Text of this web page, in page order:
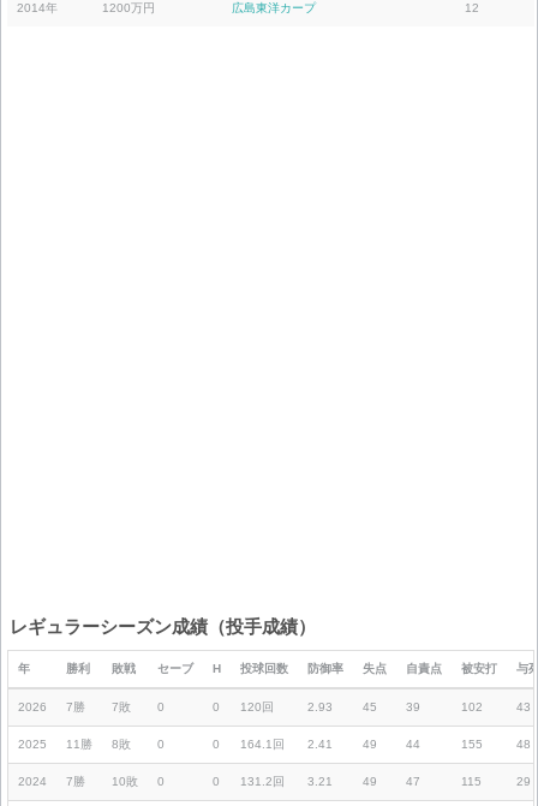
2014年 1200万円 広島東洋カープ 12
レギュラーシーズン成績（投手成績）
年 勝利 敗戦 セーブ H 投球回数 防御率 失点 自責点 被安打 与
2026 7勝 7敗 0 0 120回 2.93 45 39 102 43
2025 11勝 8敗 0 0 164.1回 2.41 49 44 155 48
2024 7勝 10敗 0 0 131.2回 3.21 49 47 115 29